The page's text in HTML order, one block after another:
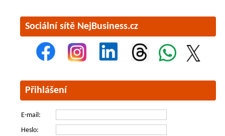
Sociální sítě NejBusiness.cz
Přihlášení
E-mail:
Heslo: